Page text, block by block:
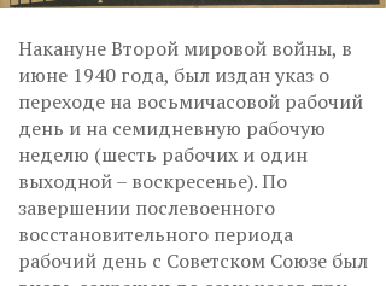
Накануне Второй мировой войны, в
июне 1940 года, был издан указ о
переходе на восьмичасовой рабочий
день и на семидневную рабочую
неделю (шесть рабочих и один
выходной – воскресенье). По
завершении послевоенного
восстановительного периода
рабочий день с Советском Союзе был